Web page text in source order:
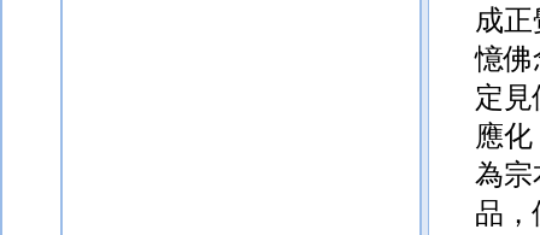
成
憶佛
定
應
為宗
品